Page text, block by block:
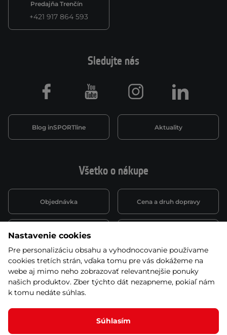
Predajňa Trenčín
+421 917 864 593
Všetko o nákupe
Objednávka Cena a druh dopravy
Spôsob platby
Montáž a servis Reklamácie a záruka
Kariéra
Sledujte nás
Blog inSPORTline Aktuality
Facebook Youtube Instagram LinkedIn
Nastavenie cookies
Pre personalizáciu obsahu a vyhodnocovanie používame
cookies tretích strán, vďaka tomu pre vás dokážeme na
webe aj mimo neho zobrazovať relevantnejšie ponuky
našich produktov. Zber týchto dát nezapneme, pokiaľ nám
k tomu nedáte súhlas.
Súhlasím